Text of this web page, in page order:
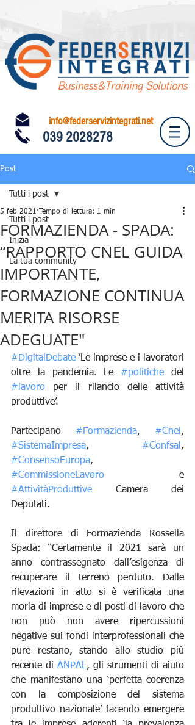
info@federservizintegrati.net
039 2028278
Post
Tutti i post
Inizia
La tua community
Tutti i post
FORMAZIENDA - SPADA:
“RAPPORTO CNEL GUIDA
IMPORTANTE,
FORMAZIONE CONTINUA
MERITA RISORSE
ADEGUATE"
5 feb 2021 Tempo di lettura: 1 min
#DigitalDebate ‘Le imprese e i lavoratori
oltre la pandemia. Le #politiche
#lavoro per il rilancio delle attività
produttive’.
Partecipano #Formazienda, #Cnel
#SistemaImpresa, #Confsal
#ConsensoEuropa
#CommissioneLavoro
#AttivitàProduttive Camera dei
Deputati.
Il direttore di Formazienda Rossella
Spada: “Certamente il 2021 sarà un
anno contrassegnato dall’esigenza di
recuperare il terreno perduto. Dalle
rilevazioni in atto si è verificata una
moria di imprese e di posti di lavoro che
non può non avere ripercussioni
negative sui fondi interprofessionali che
pure restano, stando allo studio più
recente di ANPAL, gli strumenti di aiuto
che manifestano una ‘perfetta coerenza
con la composizione del sistema
produttivo nazionale’ facendo emergere